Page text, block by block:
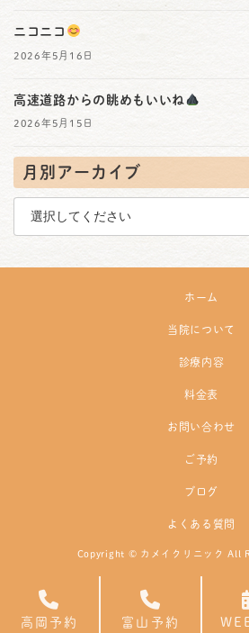
ニコニコ
2026年5月16日
高速道路からの眺めもいいね
2026年5月15日
月別アーカイブ
ホーム
当院について
診療内容
料金表
お問い合わせ
ご予約
ブログ
よくある質問
Copyright © カメイクリニック All
高岡予約 富山予約